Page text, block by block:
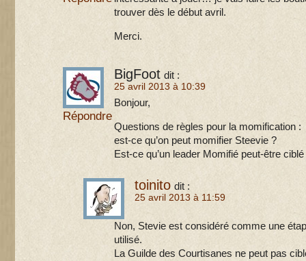
trouver dès le début avril.
Merci.
BigFoot dit :
25 avril 2013 à 10:39
Bonjour,
Questions de règles pour la momification :
est-ce qu’on peut momifier Steevie ?
Est-ce qu’un leader Momifié peut-être
Répondre
toinito dit :
25 avril 2013 à 11:59
Non, Stevie est considéré comme une
utilisé.
La Guilde des Courtisanes ne peut pas